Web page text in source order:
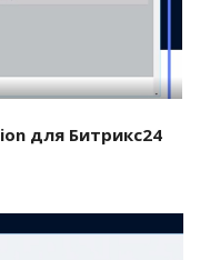
для Битрикс24